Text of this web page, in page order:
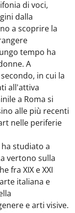
di voci,
dalla
a scoprire la
tempo ha
A
in cui la
all'attiva
a Roma si
alle più recenti
nelle periferie
studiato a
vertono sulla
fra XIX e XXI
italiana e
e arti visive.